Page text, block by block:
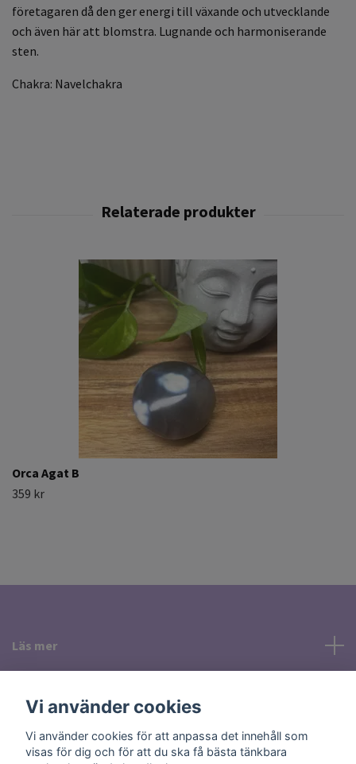
företagaren då den ger energi till växande och utvecklande
och även här att blomstra. Lugnande och harmoniserande
sten.
Chakra: Navelchakra
Orca Agat B
359 kr
Läs mer
Vi använder cookies
Vi använder cookies för att anpassa det innehåll som
visas för dig och för att du ska få bästa tänkbara